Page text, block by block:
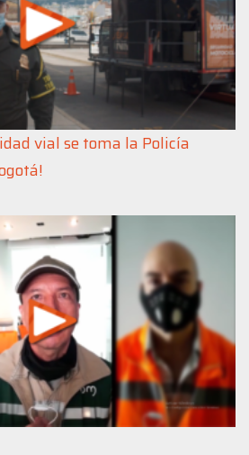
vial se toma la Policía